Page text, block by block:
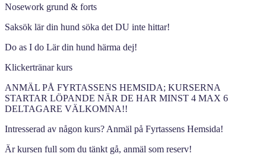
Nosework grund & forts
Saksök lär din hund söka det DU inte hittar!
Do as I do Lär din hund härma dej!
Klickertränar kurs
ANMÄL PÅ FYRTASSENS HEMSIDA; KURSERNA
STARTAR LÖPANDE NÄR DE HAR MINST 4 MAX 6
DELTAGARE VÄLKOMNA!!
Intresserad av någon kurs? Anmäl på Fyrtassens Hemsida!
Är kursen full som du tänkt gå, anmäl som reserv!